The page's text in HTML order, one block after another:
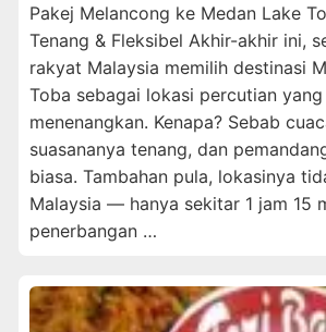
Pakej Melancong ke Medan Lake
Tenang & Fleksibel Akhir-akhir ini,
rakyat Malaysia memilih destinasi
Toba sebagai lokasi percutian
menenangkan. Kenapa? Sebab
suasananya tenang, dan
biasa. Tambahan pula, lokasinya
Malaysia — hanya sekitar 1 jam 15
penerbangan …